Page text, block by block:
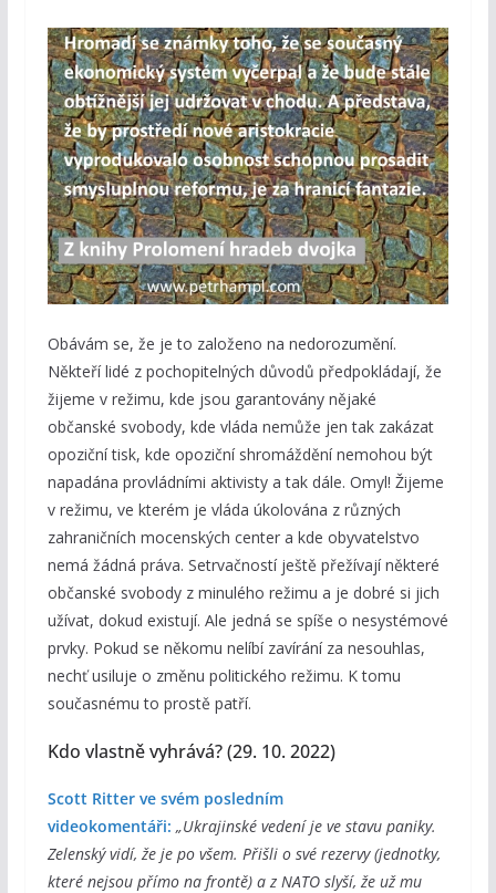
Obávám se, že je to založeno na nedorozumění.
Někteří lidé z pochopitelných důvodů předpokládají, že
žijeme v režimu, kde jsou garantovány nějaké
občanské svobody, kde vláda nemůže jen tak zakázat
opoziční tisk, kde opoziční shromáždění nemohou být
napadána provládními aktivisty a tak dále. Omyl! Žijeme
v režimu, ve kterém je vláda úkolována z různých
zahraničních mocenských center a kde obyvatelstvo
nemá žádná práva. Setrvačností ještě přežívají některé
občanské svobody z minulého režimu a je dobré si jich
užívat, dokud existují. Ale jedná se spíše o nesystémové
prvky. Pokud se někomu nelíbí zavírání za nesouhlas,
nechť usiluje o změnu politického režimu. K tomu
současnému to prostě patří.
Kdo vlastně vyhrává? (29. 10. 2022)
Scott Ritter ve svém posledním
videokomentáři: „Ukrajinské vedení je ve stavu paniky.
Zelenský vidí, že je po všem. Přišli o své rezervy (jednotky,
které nejsou přímo na frontě) a z NATO slyší, že už mu